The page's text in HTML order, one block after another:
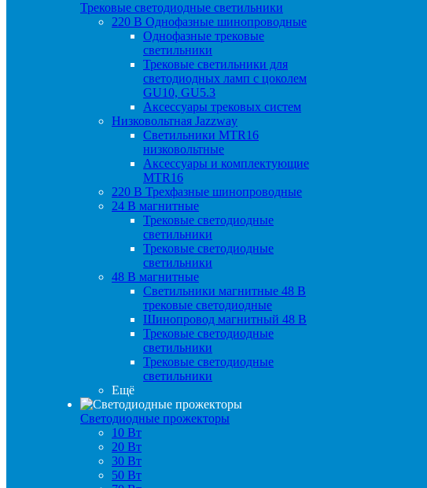
Трековые светодиодные светильники
220 B Однофазные шинопроводные
Однофазные трековые
светильники
Трековые светильники для
светодиодных ламп с цоколем
GU10, GU5.3
Аксессуары трековых систем
Низковольтная Jazzway
Светильники MTR16
низковольтные
Аксессуары и комплектующие
MTR16
220 B Трехфазные шинопроводные
24 B магнитные
Трековые светодиодные
светильники
Трековые светодиодные
светильники
48 B магнитные
Светильники магнитные 48 В
трековые светодиодные
Шинопровод магнитный 48 В
Трековые светодиодные
светильники
Трековые светодиодные
светильники
Ещё
Светодиодные прожекторы
10 Вт
20 Вт
30 Вт
50 Вт